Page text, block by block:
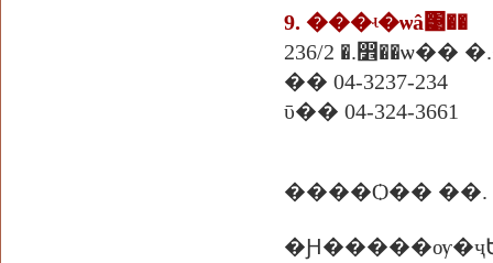
9. ���ʵ�ѡâ͹��
236/2 �.෾��ѡ��
�� 04-3237-234
ῡ�� 04-324-3661
����Ѻ�� ��.